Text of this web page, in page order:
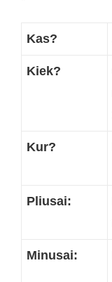
Kas?
Kiek?
Kur?
Pliusai:
Minusai: